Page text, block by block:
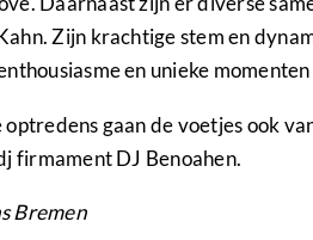
Zijn krachtige stem en
en unieke
gaan de voetjes ook
firmament DJ Benoahen.
Bremen